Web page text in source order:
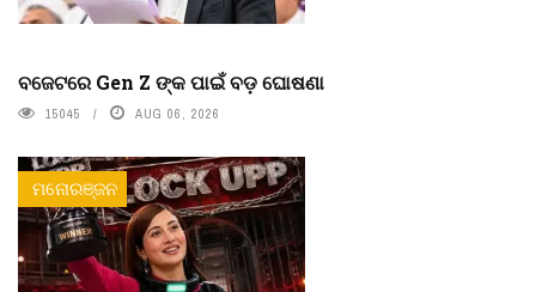
ବଜେଟରେ Gen Z ଙ୍କ ପାଇଁ ବଡ଼ ଘୋଷଣା
15045 AUG 06, 2026
ମନୋରଞ୍ଜନ